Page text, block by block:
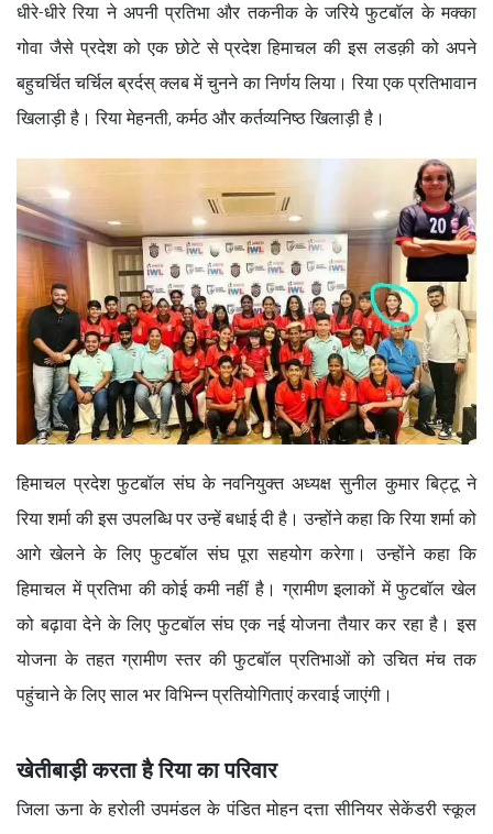
धीरे-धीरे रिया ने अपनी प्रतिभा और तकनीक के जरिये फुटबॉल के मक्का
गोवा जैसे प्रदेश को एक छोटे से प्रदेश हिमाचल की इस लडक़ी को अपने
बहुचर्चित चर्चिल ब्रर्दस् क्लब में चुनने का निर्णय लिया। रिया एक प्रतिभावान
खिलाड़ी है। रिया मेहनती, कर्मठ और कर्तव्यनिष्ठ खिलाड़ी है।
हिमाचल प्रदेश फुटबॉल संघ के नवनियुक्त अध्यक्ष सुनील कुमार बिट्टू ने
रिया शर्मा की इस उपलब्धि पर उन्हें बधाई दी है। उन्होंने कहा कि रिया शर्मा को
आगे खेलने के लिए फुटबॉल संघ पूरा सहयोग करेगा। उन्होंने कहा कि
हिमाचल में प्रतिभा की कोई कमी नहीं है। ग्रामीण इलाकों में फुटबॉल खेल
को बढ़ावा देने के लिए फुटबॉल संघ एक नई योजना तैयार कर रहा है। इस
योजना के तहत ग्रामीण स्तर की फुटबॉल प्रतिभाओं को उचित मंच तक
पहुंचाने के लिए साल भर विभिन्न प्रतियोगिताएं करवाई जाएंगी।
खेतीबाड़ी करता है रिया का परिवार
जिला ऊना के हरोली उपमंडल के पंडित मोहन दत्ता सीनियर सेकेंडरी स्कूल